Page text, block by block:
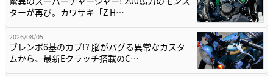
ターが再び。カワサキ「Z H…
2026/08/05
ブレンボ6基のカブ!? 脳がバグる異常なカスタ
ムから、最新Eクラッチ搭載のC…